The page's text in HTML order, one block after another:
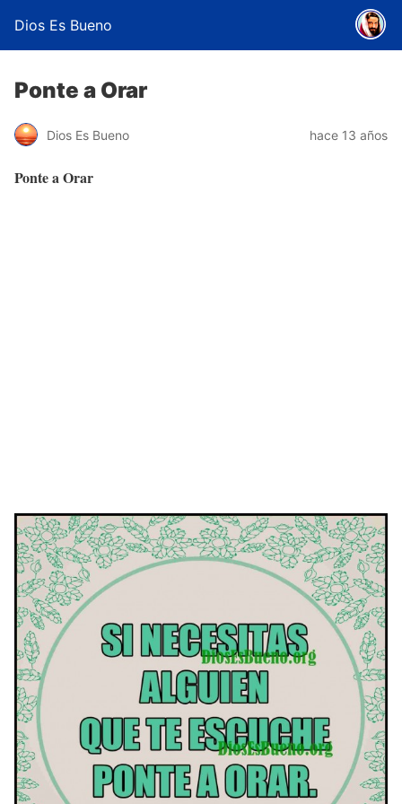
Dios Es Bueno
Ponte a Orar
Dios Es Bueno hace 13 años
Ponte a Orar